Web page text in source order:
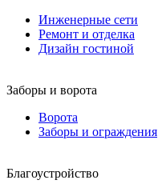
Инженерные сети
Ремонт и отделка
Дизайн гостиной
Заборы и ворота
Ворота
Заборы и ограждения
Благоустройство